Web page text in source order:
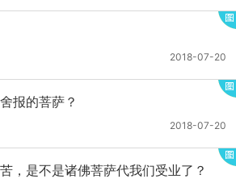
2018-07-20
报的菩萨？
2018-07-20
，是不是诸佛菩萨代我们受业了？